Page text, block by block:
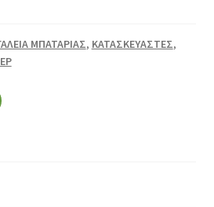
ΜΠΑΤΑΡΙΑΣ, ΚΑΤΑΣΚΕΥΑΣΤΕΣ,